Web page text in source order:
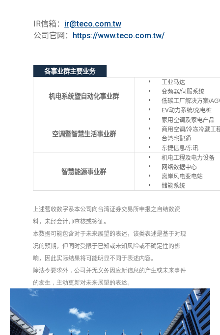
IR信箱： ir@teco.com.tw
公司官网： https://www.teco.com.tw/
各事业群主要业务
机电系统暨自动化事业群
工业马达
变频器/伺服系统
低碳工厂解决方案/
EV动力系统/充电桩
空调暨智慧生活事业群
家用空调及家电产品
商用空调/冷冻冷藏工
台湾宅配通
东捷信息/东讯
智慧能源事业群
机电工程及电力设备
网络数据中心
离岸风电变电站
储能系统
上述营收数字系本公司向台湾证券交易所申报之自结数资
料，未经会计师查核或签证。
本数据可能包含对于未来展望的表述，该类表述是基于对现
况的预期，但同时受限于已知或未知风险或不确定性的影
响，因此实际结果将可能明显不同于表述内容。
除法令要求外，公司并无义务因应新信息的产生或未来事件
的发生，主动更新对未来展望的表述。